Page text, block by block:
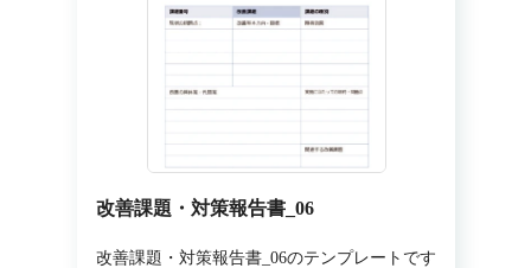
改善課題・対策報告書_06
改善課題・対策報告書_06のテンプレートです